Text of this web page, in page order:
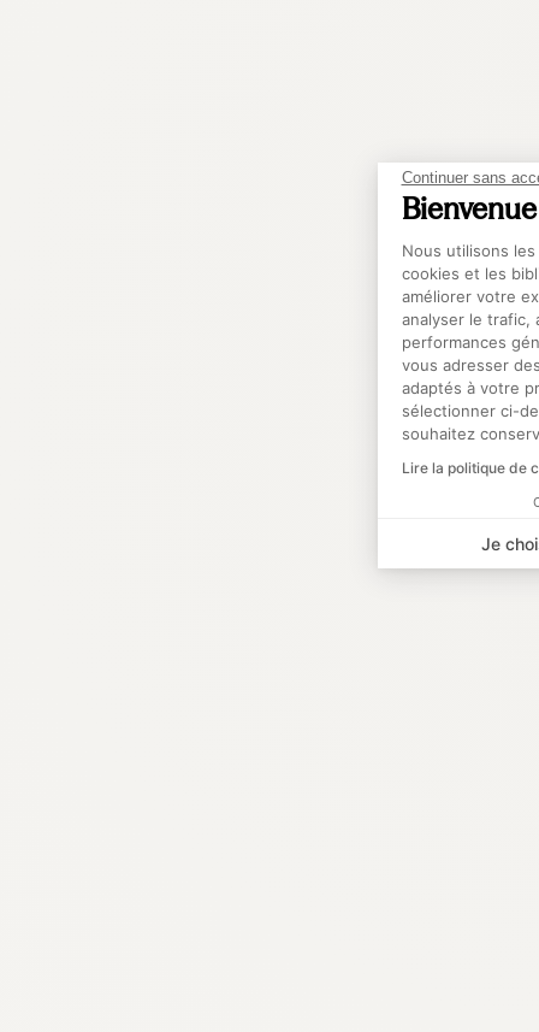
Continuer sans
Nous utilisons
cookies et les
améliorer votre
analyser le trafic,
performances
vous adresser
adaptés à votre
sélectionner ci-
souhaitez
Lire la politique de
Je